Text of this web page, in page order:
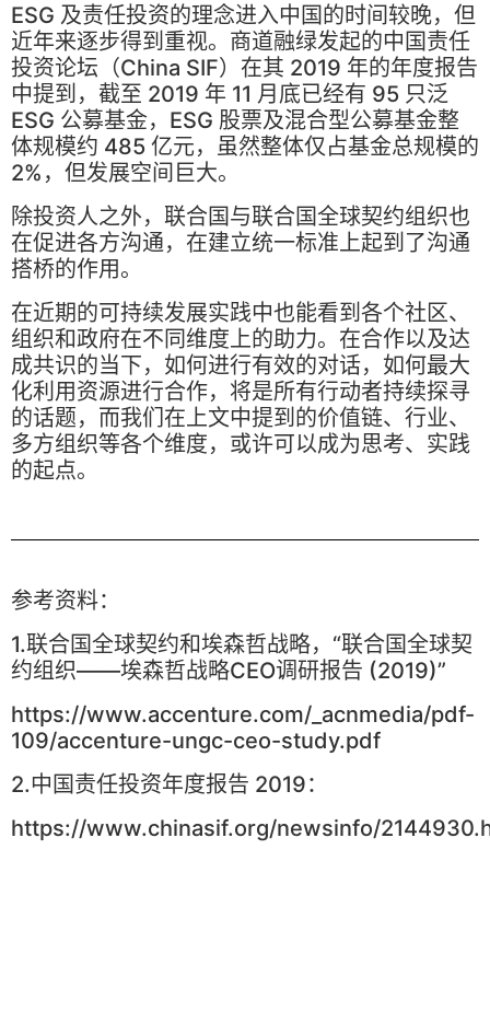
ESG 及责任投资的理念进入中国的时间较晚，但
近年来逐步得到重视。商道融绿发起的中国责任
投资论坛（China SIF）在其 2019 年的年度报告
中提到，截至 2019 年 11 月底已经有 95 只泛
ESG 公募基金，ESG 股票及混合型公募基金整
体规模约 485 亿元，虽然整体仅占基金总规模的
2%，但发展空间巨大。
除投资人之外，联合国与联合国全球契约组织也
在促进各方沟通，在建立统一标准上起到了沟通
搭桥的作用。
在近期的可持续发展实践中也能看到各个社区、
组织和政府在不同维度上的助力。在合作以及达
成共识的当下，如何进行有效的对话，如何最大
化利用资源进行合作，将是所有行动者持续探寻
的话题，而我们在上文中提到的价值链、行业、
多方组织等各个维度，或许可以成为思考、实践
的起点。
参考资料：
1.联合国全球契约和埃森哲战略，“联合国全球契
约组织——埃森哲战略CEO调研报告 (2019)”
https://www.accenture.com/_acnmedia/pdf-
109/accenture-ungc-ceo-study.pdf
2.中国责任投资年度报告 2019：
https://www.chinasif.org/newsinfo/